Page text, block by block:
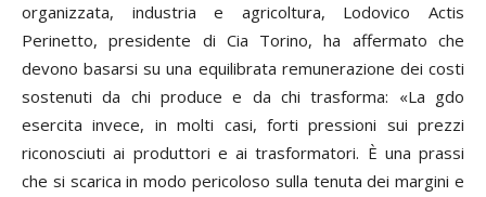
organizzata, industria e agricoltura, Lodovico Actis
Perinetto, presidente di Cia Torino, ha affermato che
devono basarsi su una equilibrata remunerazione dei costi
sostenuti da chi produce e da chi trasforma: «La gdo
esercita invece, in molti casi, forti pressioni sui prezzi
riconosciuti ai produttori e ai trasformatori. È una prassi
che si scarica in modo pericoloso sulla tenuta dei margini e